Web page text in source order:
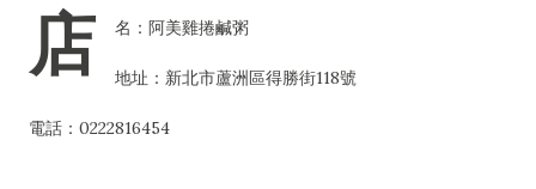
店 名：阿美雞捲鹹粥
地址：新北市蘆洲區得勝街118號
電話：0222816454